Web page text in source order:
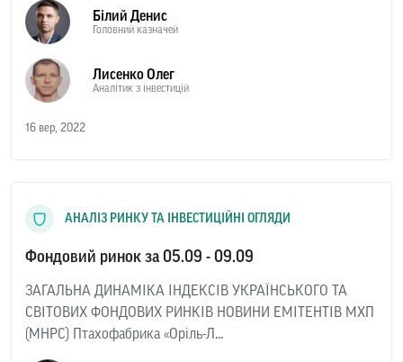
Білий Денис
Головний казначей
Лисенко Олег
Аналітик з інвестицій
16 вер, 2022
АНАЛІЗ РИНКУ ТА ІНВЕСТИЦІЙНІ ОГЛЯДИ
Фондовий ринок за 05.09 - 09.09
ЗАГАЛЬНА ДИНАМІКА ІНДЕКСІВ УКРАЇНСЬКОГО ТА
СВІТОВИХ ФОНДОВИХ РИНКІВ НОВИНИ ЕМІТЕНТІВ МХП
(MHPC) Птахофабрика «Оріль-Л...